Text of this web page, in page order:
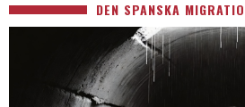
DEN SPANSKA